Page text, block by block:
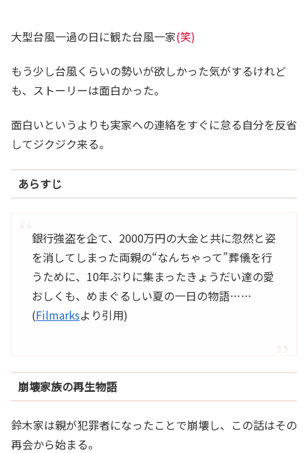
大型台風一過の日に観た台風一家(笑)
もう少し台風くらいの勢いが欲しかった気がするけれど
も、ストーリーは面白かった。
面白いというよりも実家への連絡をすぐに怠る自分を反省
してジクジク来る。
あらすじ
銀行強盗を企て、2000万円の大金と共に忽然と姿
を消してしまった両親の“なんちゃって”葬儀を行
うために、10年ぶりに集まったきょうだい達の愛
おしくも、めまぐるしい夏の一日の物語……
(Filmarksより引用)
崩壊家族の再生物語
鈴木家は親が犯罪者になったことで崩壊し、この話はその
再会から始まる。